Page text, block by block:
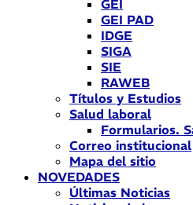
GEI
GEI PAD
IDGE
SIGA
SIE
RAWEB
Títulos y Estudios
Salud laboral
Formularios.
Correo institucional
Mapa del sitio
NOVEDADES
Últimas Noticias